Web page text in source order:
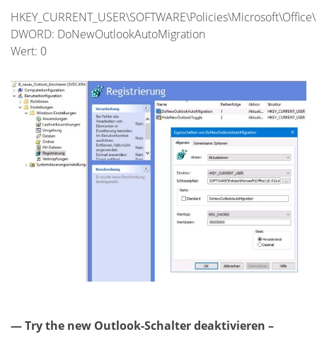
DWORD: DoNewOutlookAutoMigration
Wert: 0
— Try the new Outlook-Schalter deaktivieren –